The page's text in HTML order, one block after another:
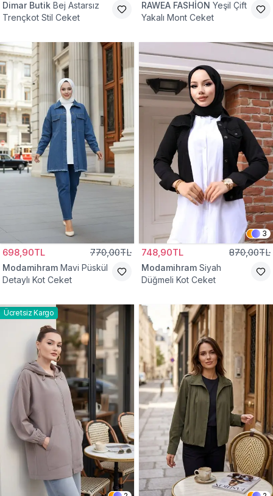
Dimar Butik Bej Astarsız
Trençkot Stil Ceket
RAWEA FASHİON Yeşil Çift
Yakalı Mont Ceket
698,90TL 770,00TL
Modamihram Mavi Püskül
Detaylı Kot Ceket
3
748,90TL 870,00TL
Modamihram Siyah
Düğmeli Kot Ceket
Ücretsiz Kargo